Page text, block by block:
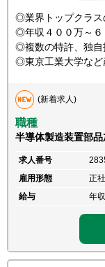
◎業界トップクラス
◎年収４００万～６
◎複数の特許、独自
◎東京工業大学など
(新着求人)
職種
半導体製造装置部
求人番号
雇用形態
正
給与
年